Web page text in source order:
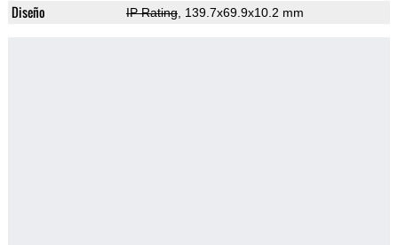
Diseño IP Rating, 139.7x69.9x10.2 mm